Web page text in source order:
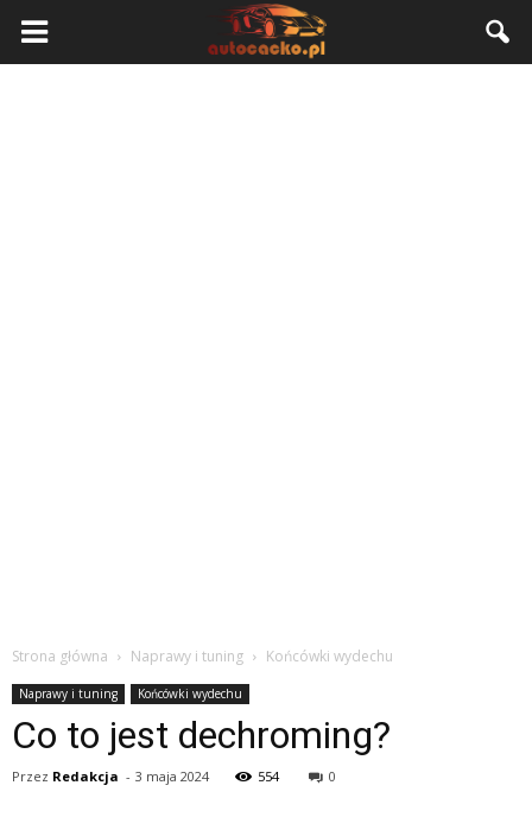
Strona główna Naprawy i tuning Końcówki wydechu
Naprawy i tuning Końcówki wydechu
Co to jest dechroming?
Przez Redakcja - 3 maja 2024 554 0